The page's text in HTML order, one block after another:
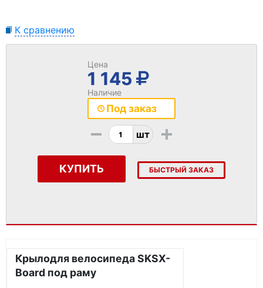
К сравнению
Цена
1 145
Наличие
Под заказ
- шт +
КУПИТЬ БЫСТРЫЙ ЗАКАЗ
Крылодля велосипедаSKSX-
Board под раму